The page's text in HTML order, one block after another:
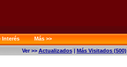
Interés
Más >>
Ver >> Actualizados| Más Visitados (500)